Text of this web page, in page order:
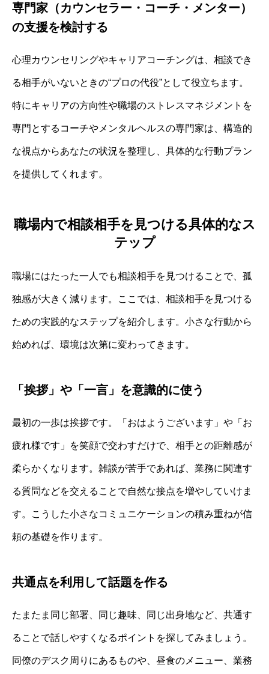
専門家（カウンセラー・コーチ・メンター）
の支援を検討する
心理カウンセリングやキャリアコーチングは、相談でき
る相手がいないときの“プロの代役”として役立ちます。
特にキャリアの方向性や職場のストレスマネジメントを
専門とするコーチやメンタルヘルスの専門家は、構造的
な視点からあなたの状況を整理し、具体的な行動プラン
を提供してくれます。
職場内で相談相手を見つける具体的なス
テップ
職場にはたった一人でも相談相手を見つけることで、孤
独感が大きく減ります。ここでは、相談相手を見つける
ための実践的なステップを紹介します。小さな行動から
始めれば、環境は次第に変わってきます。
「挨拶」や「一言」を意識的に使う
最初の一歩は挨拶です。「おはようございます」や「お
疲れ様です」を笑顔で交わすだけで、相手との距離感が
柔らかくなります。雑談が苦手であれば、業務に関連す
る質問などを交えることで自然な接点を増やしていけま
す。こうした小さなコミュニケーションの積み重ねが信
頼の基礎を作ります。
共通点を利用して話題を作る
たまたま同じ部署、同じ趣味、同じ出身地など、共通す
ることで話しやすくなるポイントを探してみましょう。
同僚のデスク周りにあるものや、昼食のメニュー、業務